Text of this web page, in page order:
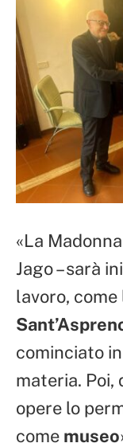
«La
Jago – sarà
lavoro,
cominciato
materia. Poi,
opere lo
come museo